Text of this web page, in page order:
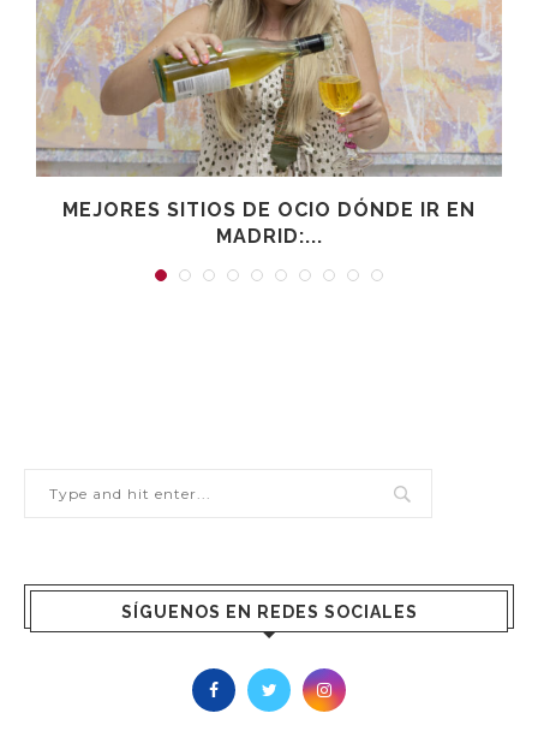
MEJORES SITIOS DE OCIO DÓNDE IR EN
MADRID:...
SÍGUENOS EN REDES SOCIALES